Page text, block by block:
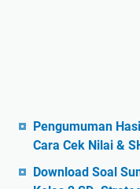
Pengumuman
Cara Cek Nilai &
Download Soal